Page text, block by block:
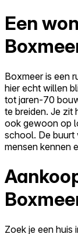
Een
Boxmeer is een
hier echt willen
tot jaren-70
te breiden. Je zit
ook gewoon op
school. De buurt
mensen kennen
Zoek je een huis